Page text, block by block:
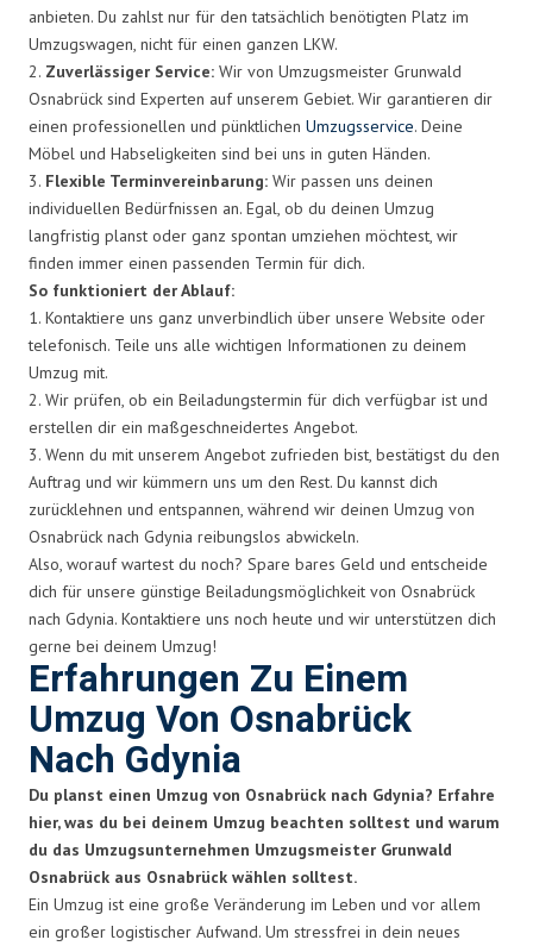
anbieten. Du zahlst nur für den tatsächlich benötigten Platz im
Umzugswagen, nicht für einen ganzen LKW.
2. Zuverlässiger Service: Wir von Umzugsmeister Grunwald
Osnabrück sind Experten auf unserem Gebiet. Wir garantieren dir
einen professionellen und pünktlichen Umzugsservice. Deine
Möbel und Habseligkeiten sind bei uns in guten Händen.
3. Flexible Terminvereinbarung: Wir passen uns deinen
individuellen Bedürfnissen an. Egal, ob du deinen Umzug
langfristig planst oder ganz spontan umziehen möchtest, wir
finden immer einen passenden Termin für dich.
So funktioniert der Ablauf:
1. Kontaktiere uns ganz unverbindlich über unsere Website oder
telefonisch. Teile uns alle wichtigen Informationen zu deinem
Umzug mit.
2. Wir prüfen, ob ein Beiladungstermin für dich verfügbar ist und
erstellen dir ein maßgeschneidertes Angebot.
3. Wenn du mit unserem Angebot zufrieden bist, bestätigst du den
Auftrag und wir kümmern uns um den Rest. Du kannst dich
zurücklehnen und entspannen, während wir deinen Umzug von
Osnabrück nach Gdynia reibungslos abwickeln.
Also, worauf wartest du noch? Spare bares Geld und entscheide
dich für unsere günstige Beiladungsmöglichkeit von Osnabrück
nach Gdynia. Kontaktiere uns noch heute und wir unterstützen dich
gerne bei deinem Umzug!
Erfahrungen Zu Einem
Umzug Von Osnabrück
Nach Gdynia
Du planst einen Umzug von Osnabrück nach Gdynia? Erfahre
hier, was du bei deinem Umzug beachten solltest und warum
du das Umzugsunternehmen Umzugsmeister Grunwald
Osnabrück aus Osnabrück wählen solltest.
Ein Umzug ist eine große Veränderung im Leben und vor allem
ein großer logistischer Aufwand. Um stressfrei in dein neues